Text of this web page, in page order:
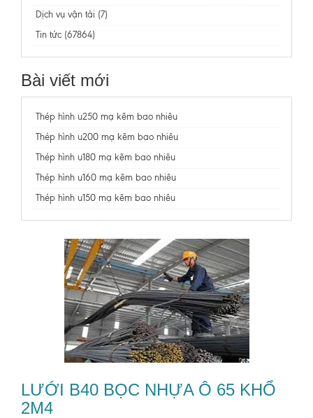
Dịch vụ vận tải (7)
Tin tức (67864)
Bài viết mới
Thép hình u250 mạ kẽm bao nhiêu
Thép hình u200 mạ kẽm bao nhiêu
Thép hình u180 mạ kẽm bao nhiêu
Thép hình u160 mạ kẽm bao nhiêu
Thép hình u150 mạ kẽm bao nhiêu
LƯỚI B40 BỌC NHỰA Ô 65 KHỔ
2M4